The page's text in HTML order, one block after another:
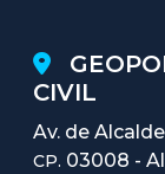
CIVIL
Av. de
CP. 03008 -